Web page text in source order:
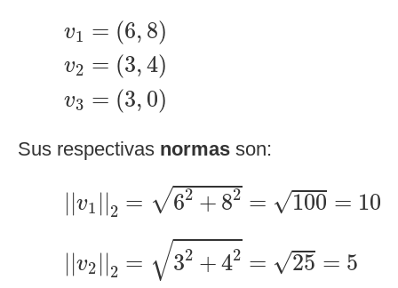
v1 = (6, 8)
v2 = (3,4)
v3 = (3, 0)
(6, 8)v
Sus respectivas normas son:
||v1 ||2 = √62 + 82 = √100 = 10
2=62+82 100=10
||v2 ||2 = √32 + 42 = √25 = 5
2=32+42